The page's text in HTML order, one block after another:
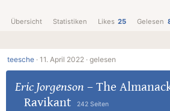
Übersicht Statistiken Likes 25 Gelesen
teesche · 11. April 2022 · gelesen
Eric Jorgenson – The
Ravikant
242 Seiten